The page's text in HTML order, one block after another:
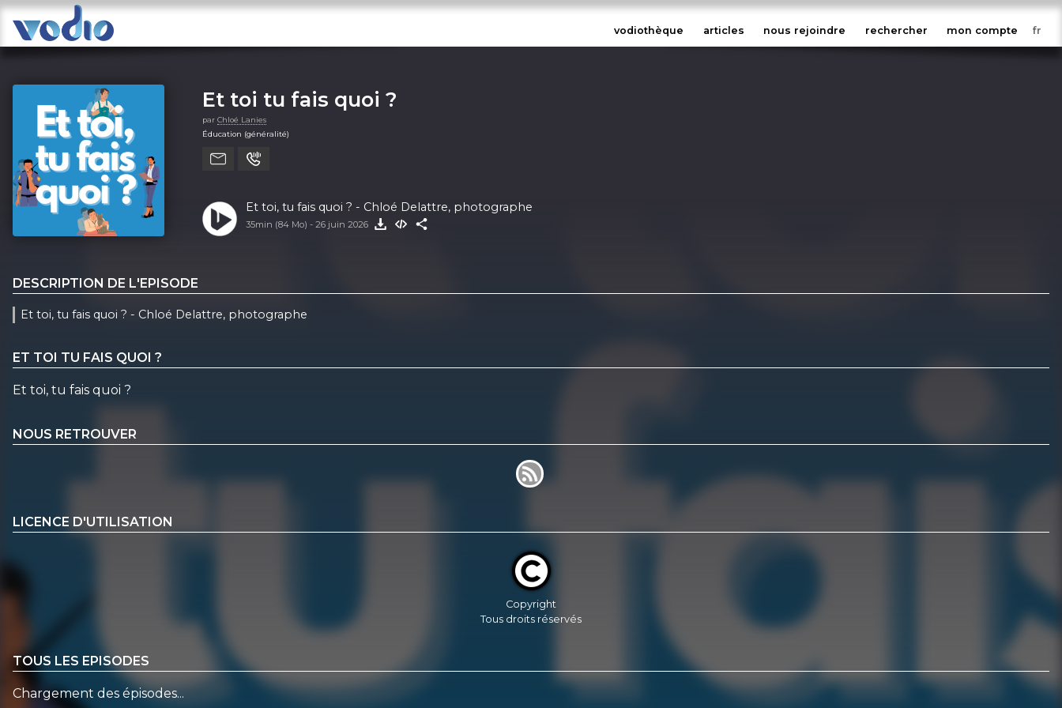
vodiothèque articles nous rejoindre rechercher mon compte
Et toi tu fais quoi ?
par Chloé Lanies
Éducation (généralité)
Et toi, tu fais quoi ? - Chloé Delattre, photographe
35min (84 Mo) - 26 juin 2026
DESCRIPTION DE L'EPISODE
Et toi, tu fais quoi ? - Chloé Delattre, photographe
ET TOI TU FAIS QUOI ?
Et toi, tu fais quoi ?
NOUS RETROUVER
LICENCE D'UTILISATION
Copyright
Tous droits réservés
TOUS LES EPISODES
Chargement des épisodes...